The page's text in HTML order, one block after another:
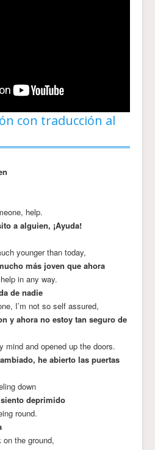
con traducción al
help.
a alguien, ¡Ayuda!
younger than today,
más joven que ahora
in any way.
de nadie
I’m not so self assured,
y ahora no estoy tan seguro de
mind and opened up the doors.
he abierto las puertas
down
deprimido
round.
the ground,